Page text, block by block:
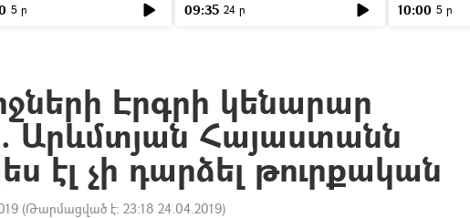
5 ր 09:35 24 ր 10:00 5 ր
Էրգրի կենարար
Արևմտյան Հայաստանն
էլ չի դարձել թուրքական
(Թարմացված է: 23:18 24.04.2019)